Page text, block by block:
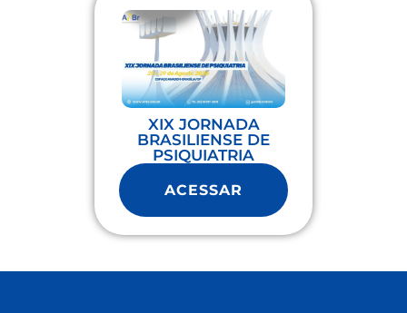
XIX JORNADA
BRASILIENSE DE
PSIQUIATRIA
ACESSAR